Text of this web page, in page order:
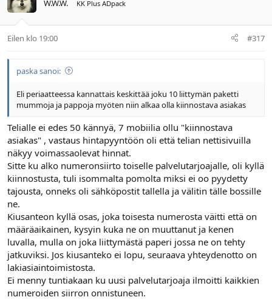
W.W.W. KK Plus ADpack
Eilen klo 19:00 #317
paska sanoi:
Eli periaatteessa kannattais keskittää joku 10 liittymän paketti
mummoja ja pappoja myöten niin alkaa olla kiinnostava asiakas
Telialle ei edes 50 kännyä, 7 mobiilia ollu "kiinnostava
asiakas" , vastaus hintapyyntöön oli että telian nettisivuilla
näkyy voimassaolevat hinnat.
Sitte ku alko numeronsiirto toiselle palvelutarjoajalle, oli kyllä
kiinnostusta, tuli isommalta pomolta miksi ei oo pyydetty
tajousta, onneks oli sähköpostit tallella ja välitin tälle bossille
ne.
Kiusanteon kyllä osas, joka toisesta numerosta väitti että on
määräaikainen, kysyin kuka ne on muuttanut ja kenen
luvalla, mulla on joka liittymästä paperi jossa ne on tehty
jatkuviksi. Jos kiusanteko ei lopu, seuraava yhteydenotto on
lakiasiaintoimistosta.
Ei menny tuntiakaan ku uusi palvelutarjoaja ilmoitti kaikkien
numeroiden siirron onnistuneen.